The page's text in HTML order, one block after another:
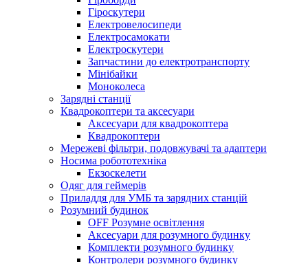
Гіроскутери
Електровелосипеди
Електросамокати
Електроскутери
Запчастини до електротранспорту
Мінібайки
Моноколеса
Зарядні станції
Квадрокоптери та аксесуари
Аксесуари для квадрокоптера
Квадрокоптери
Мережеві фільтри, подовжувачі та адаптери
Носима робототехніка
Екзоскелети
Одяг для геймерів
Приладдя для УМБ та зарядних станцій
Розумний будинок
OFF Розумне освітлення
Аксесуари для розумного будинку
Комплекти розумного будинку
Контролери розумного будинку